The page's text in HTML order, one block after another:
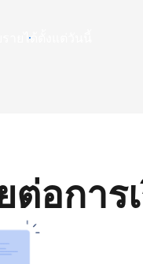
รายได้ตั้งแต่วันนี้
ต่อกา